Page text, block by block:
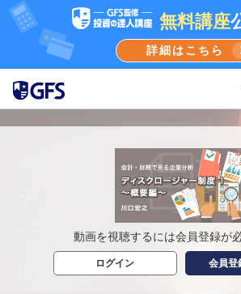
無料講座
詳細はこちら
動画を視聴するには会員登録が
ログイン 会員登